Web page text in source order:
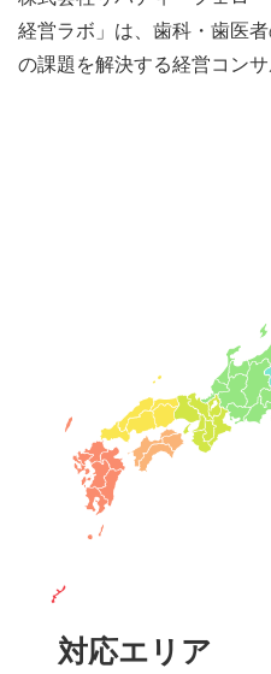
経営ラボ」は、歯科・歯医
の課題を解決する経営コンサ
対応エリア